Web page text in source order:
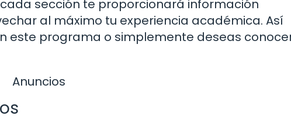
sección te proporcionará información
al máximo tu experiencia académica. Así
este programa o simplemente deseas
Anuncios